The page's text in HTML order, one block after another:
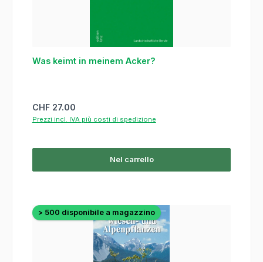
Was keimt in meinem Acker?
Prezzo normale:
CHF 27.00
Prezzi incl. IVA più costi di spedizione
Nel carrello
> 500 disponibile a magazzino